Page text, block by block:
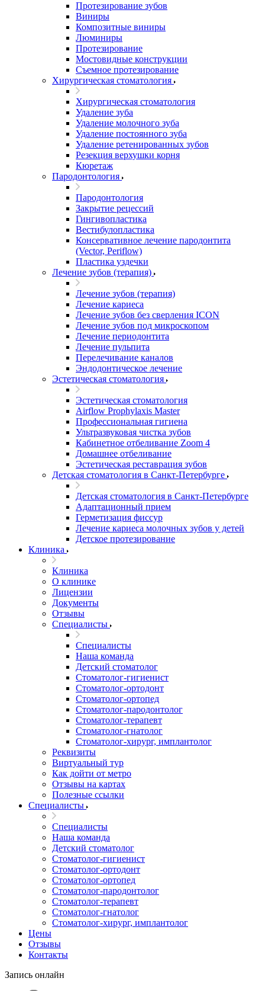
Протезирование зубов
Виниры
Композитные виниры
Люминиры
Протезирование
Мостовидные конструкции
Съемное протезирование
Хирургическая стоматология
Хирургическая стоматология
Удаление зуба
Удаление молочного зуба
Удаление постоянного зуба
Удаление ретенированных зубов
Резекция верхушки корня
Кюретаж
Пародонтология
Пародонтология
Закрытие рецессий
Гингивопластика
Вестибулопластика
Консервативное лечение пародонтита
(Vector, Periflow)
Пластика уздечки
Лечение зубов (терапия)
Лечение зубов (терапия)
Лечение кариеса
Лечение зубов без сверления ICON
Лечение зубов под микроскопом
Лечение периодонтита
Лечение пульпита
Перелечивание каналов
Эндодонтическое лечение
Эстетическая стоматология
Эстетическая стоматология
Airflow Prophylaxis Master
Профессиональная гигиена
Ультразвуковая чистка зубов
Кабинетное отбеливание Zoom 4
Домашнее отбеливание
Эстетическая реставрация зубов
Детская стоматология в Санкт-Петербурге
Детская стоматология в Санкт-Петербурге
Адаптационный прием
Герметизация фиссур
Лечение кариеса молочных зубов у детей
Детское протезирование
Клиника
Клиника
О клинике
Лицензии
Документы
Отзывы
Специалисты
Специалисты
Наша команда
Детский стоматолог
Стоматолог-гигиенист
Стоматолог-ортодонт
Стоматолог-ортопед
Стоматолог-пародонтолог
Стоматолог-терапевт
Стоматолог-гнатолог
Стоматолог-хирург, имплантолог
Реквизиты
Виртуальный тур
Как дойти от метро
Отзывы на картах
Полезные ссылки
Специалисты
Специалисты
Наша команда
Детский стоматолог
Стоматолог-гигиенист
Стоматолог-ортодонт
Стоматолог-ортопед
Стоматолог-пародонтолог
Стоматолог-терапевт
Стоматолог-гнатолог
Стоматолог-хирург, имплантолог
Цены
Отзывы
Контакты
Запись онлайн